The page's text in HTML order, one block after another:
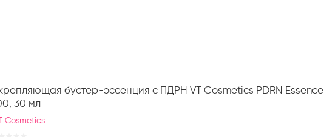
бустер-эссенция с ПДРН VT Cosmetics PDRN Essence
30 мл
Cosmetics